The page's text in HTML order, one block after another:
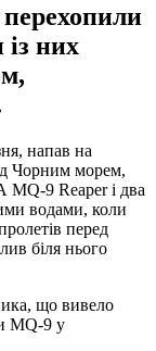
перехопили
них
напав на
Чорним морем,
MQ-9 Reaper і два
водами, коли
перед
біля нього
що вивело
MQ-9 у